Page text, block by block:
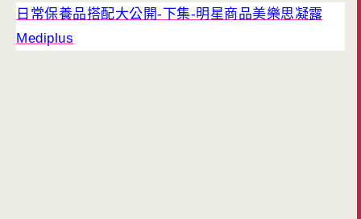
日常保養品搭配大公開-下集-明星商品美樂思凝露
Mediplus